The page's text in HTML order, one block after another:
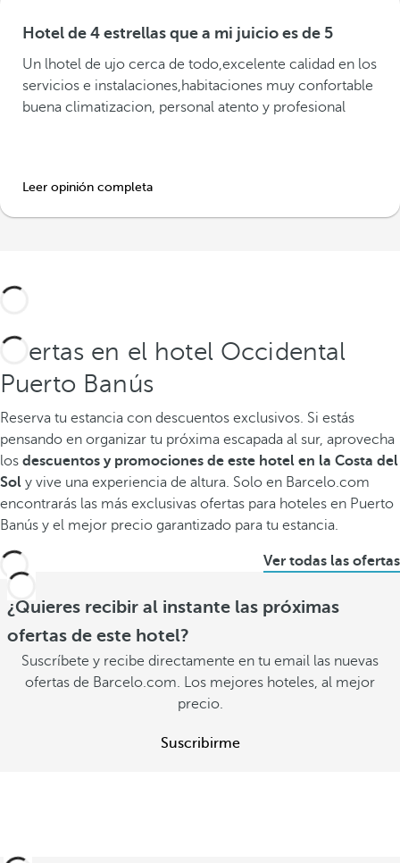
Hotel de 4 estrellas que a mi juicio es de 5
Un lhotel de ujo cerca de todo,excelente calidad en los
servicios e instalaciones,habitaciones muy confortable
buena climatizacion, personal atento y profesional
Leer opinión completa
Ofertas en el hotel Occidental
Puerto Banús
Reserva tu estancia con descuentos exclusivos. Si estás
pensando en organizar tu próxima escapada al sur, aprovecha
los descuentos y promociones de este hotel en la Costa del
Sol y vive una experiencia de altura. Solo en Barcelo.com
encontrarás las más exclusivas ofertas para hoteles en Puerto
Banús y el mejor precio garantizado para tu estancia.
Ver todas las ofertas
¿Quieres recibir al instante las próximas
ofertas de este hotel?
Suscríbete y recibe directamente en tu email las nuevas
ofertas de Barcelo.com. Los mejores hoteles, al mejor
precio.
Suscribirme